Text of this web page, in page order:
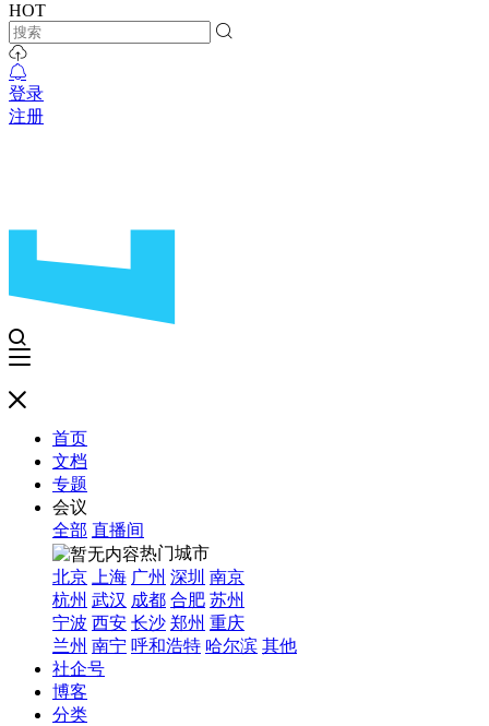
HOT
登录
注册
首页
文档
专题
会议
全部 直播间
热门城市
北京
上海 广州 深圳 南京
杭州 武汉 成都 合肥 苏州
宁波 西安 长沙 郑州 重庆
兰州 南宁 呼和浩特 哈尔滨 其他
社企号
博客
分类